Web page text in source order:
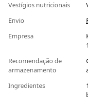
Vestígios nutricionais
Envio
Empresa
Recomendação de
armazenamento
Ingredientes